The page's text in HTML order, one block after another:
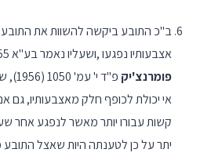
ב"כ התובע ביקשה להשוות את
אצבעותיו נפגעו ,ושעליו נאמר בע"א 237/55
פומרנצ'יק
פ"ד
אי יכולת לכופף חלק מאצבעותיו, גם
קשות עבורו יותר מאשר לנפגע אחר
יתר על כן לטענתה היות שאצל